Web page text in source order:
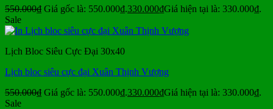
550.000₫ Giá gốc là: 550.000₫.330.000₫Giá hiện tại là: 330.000₫.
Sale
Lịch Bloc Siêu Cực Đại 30x40
Lịch bloc siêu cực đại Xuân Thịnh Vượng
550.000₫ Giá gốc là: 550.000₫.330.000₫Giá hiện tại là: 330.000₫.
Sale